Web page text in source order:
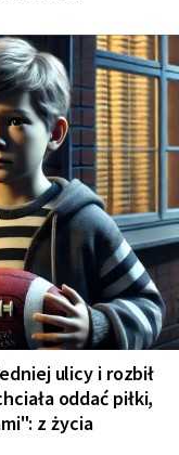
ulicy i rozbił
oddać piłki,
z życia